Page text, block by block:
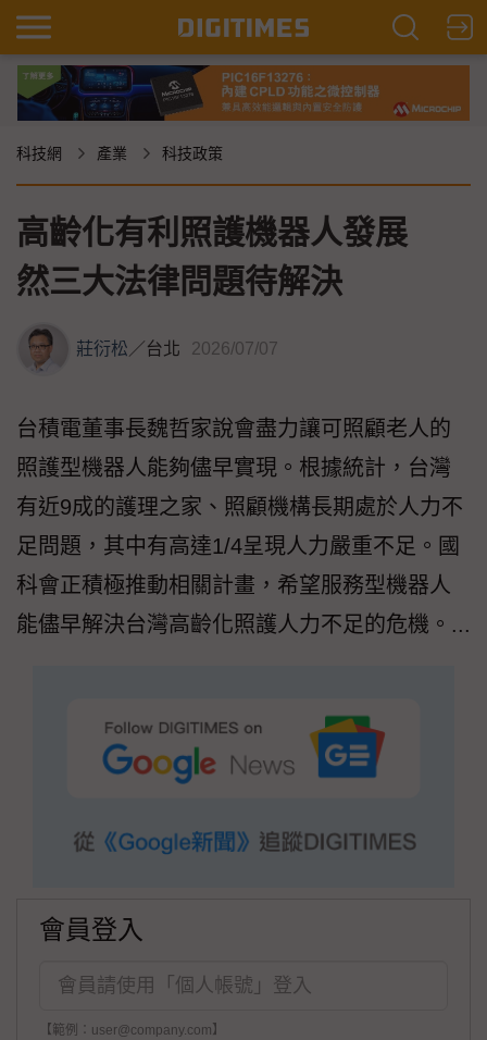
科技網 產業 科技政策
高齡化有利照護機器人發展
然三大法律問題待解決
莊衍松／台北 2026/07/07
台積電董事長魏哲家說會盡力讓可照顧老人的
照護型機器人能夠儘早實現。根據統計，台灣
有近9成的護理之家、照顧機構長期處於人力不
足問題，其中有高達1/4呈現人力嚴重不足。國
科會正積極推動相關計畫，希望服務型機器人
能儘早解決台灣高齡化照護人力不足的危機。...
會員登入
【範例：user@company.com】